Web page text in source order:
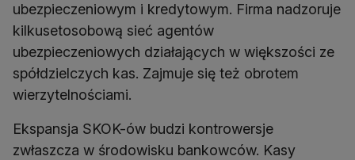
ubezpieczeniowym i kredytowym. Firma nadzoruje
kilkusetosobową sieć agentów
ubezpieczeniowych działających w większości ze
spółdzielczych kas. Zajmuje się też obrotem
wierzytelnościami.
Ekspansja SKOK-ów budzi kontrowersje
zwłaszcza w środowisku bankowców. Kasy